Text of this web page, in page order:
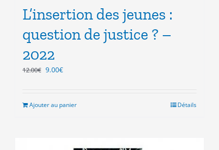
L’insertion des jeunes :
question de justice ? –
2022
12.00€ Le
9.00€Le
est :
Ajouter au panier Détails